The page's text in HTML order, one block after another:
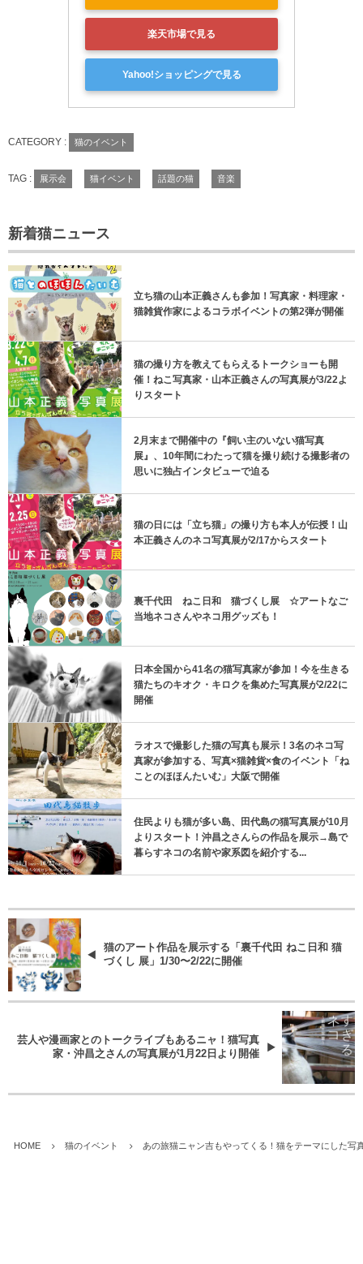
楽天市場で見る
Yahoo!ショッピングで見る
CATEGORY : 猫のイベント
TAG : 展示会 猫イベント 話題の猫 音楽
新着猫ニュース
立ち猫の山本正義さんも参加！写真家・料理家・
猫雑貨作家によるコラボイベントの第2弾が開催
猫の撮り方を教えてもらえるトークショーも開
催！ねこ写真家・山本正義さんの写真展が3/22よ
りスタート
2月末まで開催中の『飼い主のいない猫写真
展』、10年間にわたって猫を撮り続ける撮影者の
思いに独占インタビューで迫る
猫の日には「立ち猫」の撮り方も本人が伝授！山
本正義さんのネコ写真展が2/17からスタート
裏千代田 ねこ日和 猫づくし展 ☆アートなご
当地ネコさんやネコ用グッズも！
日本全国から41名の猫写真家が参加！今を生きる
猫たちのキオク・キロクを集めた写真展が2/22に
開催
ラオスで撮影した猫の写真も展示！3名のネコ写
真家が参加する、写真×猫雑貨×食のイベント「ね
ことのほほんたいむ」大阪で開催
住民よりも猫が多い島、田代島の猫写真展が10月
よりスタート！沖昌之さんらの作品を展示→島で
暮らすネコの名前や家系図を紹介する...
猫のアート作品を展示する「裏千代田 ねこ日和 猫
づくし 展」1/30〜2/22に開催
芸人や漫画家とのトークライブもあるニャ！猫写真
家・沖昌之さんの写真展が1月22日より開催
HOME 猫のイベント あの旅猫ニャン吉もやってくる！猫をテーマにした写